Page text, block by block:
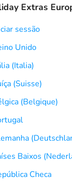
Extras
sessão
Unido
(Italia)
(Suisse)
(Belgique)
Baixos
Checa